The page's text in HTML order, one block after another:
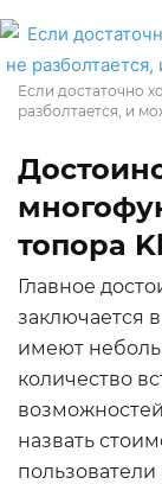
Если достаточно
разболтается, и
топора
Главное
заключается
имеют
количество
назвать